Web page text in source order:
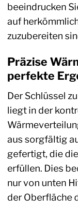
beeindrucken
auf
zuzubereiten
Präzise
perfekte
Der Schlüssel
liegt in der
aus sorgfältig
gefertigt, die
erfüllen. Dies
nur von unten
der Oberfläche